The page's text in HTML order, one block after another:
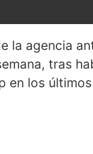
la agencia
tras
en los